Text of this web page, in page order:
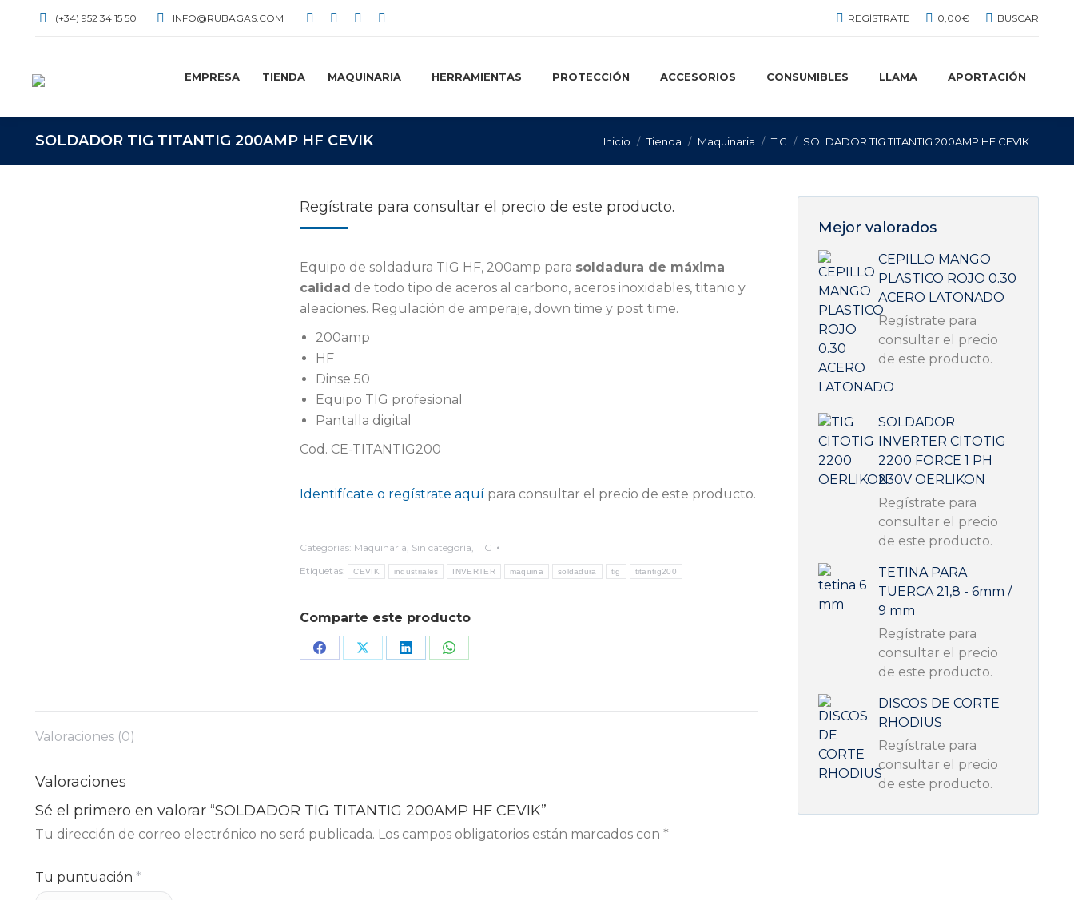
(+34) 952 34 15 50 INFO@RUBAGAS.COM
Facebook
X
Instagram
Linkedin
REGÍSTRATE 0,00€ BUSCAR:
BUSCAR
EMPRESA TIENDA MAQUINARIA HERRAMIENTAS PROTECCIÓN ACCESORIOS CONSUMIBLES LLAMA APORTACIÓN
SOLDADOR TIG TITANTIG 200AMP HF CEVIK Estás aquí:
Inicio Tienda Maquinaria TIG SOLDADOR TIG TITANTIG 200AMP HF CEVIK
Regístrate para consultar el precio de este producto.
Equipo de soldadura TIG HF, 200amp para soldadura de máxima
calidad de todo tipo de aceros al carbono, aceros inoxidables, titanio y
aleaciones. Regulación de amperaje, down time y post time.
200amp
HF
Dinse 50
Equipo TIG profesional
Pantalla digital
Cod. CE-TITANTIG200
Identifícate o regístrate aquí para consultar el precio de este producto.
Categorías: Maquinaria, Sin categoría,TIG
Etiquetas:
CEVIK industriales INVERTER maquina soldadura tig titantig200
Comparte este producto
Share Share Share Share
Valoraciones (0)
Valoraciones
Sé el primero en valorar “SOLDADOR TIG TITANTIG 200AMP HF CEVIK”
Tu dirección de correo electrónico no será publicada. Los campos obligatorios están marcados con *
Tu puntuación *
Mejor valorados
CEPILLO MANGO
PLASTICO ROJO 0.30
ACERO LATONADO
Regístrate para
consultar el precio
de este producto.
SOLDADOR
INVERTER CITOTIG
2200 FORCE 1 PH
230V OERLIKON
Regístrate para
consultar el precio
de este producto.
TETINA PARA
TUERCA 21,8 - 6mm /
9 mm
Regístrate para
consultar el precio
de este producto.
DISCOS DE CORTE
RHODIUS
Regístrate para
consultar el precio
de este producto.